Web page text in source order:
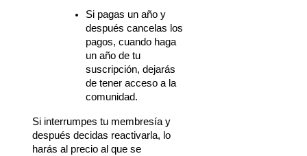
Si pagas un año y
después cancelas los
pagos, cuando haga
un año de tu
suscripción, dejarás
de tener acceso a la
comunidad.
Si interrumpes tu membresía y
después decidas reactivarla, lo
harás al precio al que se